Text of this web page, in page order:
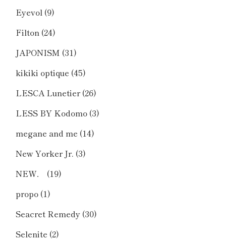
Eyevol (9)
Filton (24)
JAPONISM (31)
kikiki optique (45)
LESCA Lunetier(26)
LESS BY Kodomo (3)
megane and me (14)
New Yorker Jr. (3)
NEW．
(19)
propo (1)
Seacret Remedy (30)
Selenite (2)